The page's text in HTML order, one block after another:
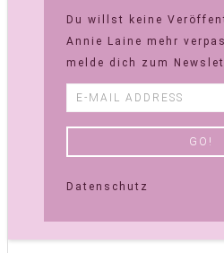
Du willst keine
Annie Laine mehr
melde dich zum
Datenschutz